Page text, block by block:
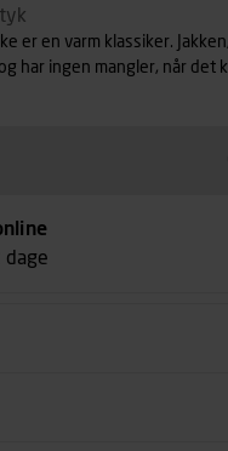
er en varm klassiker.
har ingen mangler, når det
tommelfingerhul. Dette er
dage